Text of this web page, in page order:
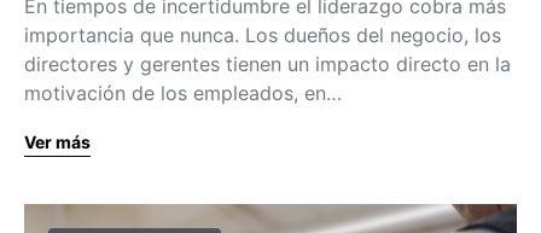
En tiempos de incertidumbre el liderazgo cobra más
importancia que nunca. Los dueños del negocio, los
directores y gerentes tienen un impacto directo en la
motivación de los empleados, en…
Ver más